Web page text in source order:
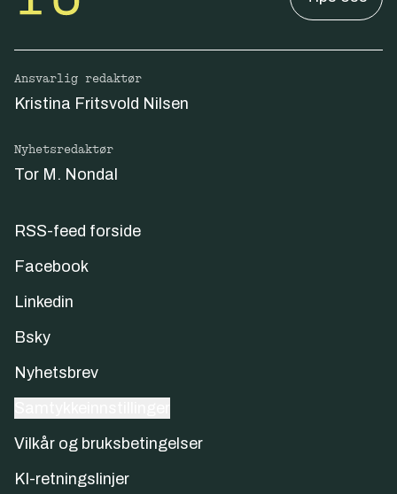
Ansvarlig redaktør
Kristina Fritsvold Nilsen
Nyhetsredaktør
Tor M. Nondal
RSS-feed forside
Facebook
Linkedin
Bsky
Nyhetsbrev
Vilkår og bruksbetingelser
KI-retningslinjer